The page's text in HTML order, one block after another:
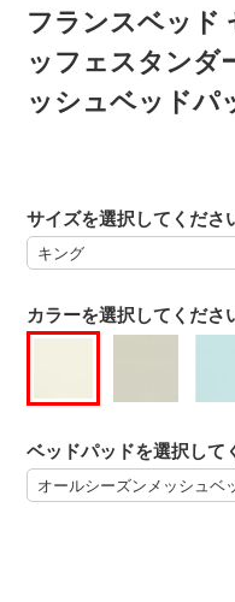
フランスベッド
ッフェスタンダ
ッシュベッドパ
カラーを選択してくださ
サイズを選択してくださ
ベッドパッドを選択して